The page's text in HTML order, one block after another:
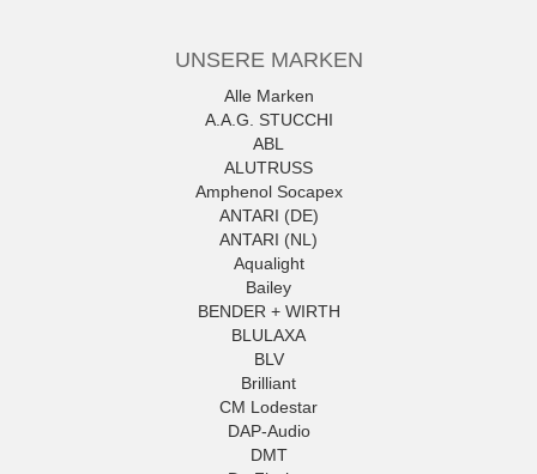
UNSERE MARKEN
Alle Marken
A.A.G. STUCCHI
ABL
ALUTRUSS
Amphenol Socapex
ANTARI (DE)
ANTARI (NL)
Aqualight
Bailey
BENDER + WIRTH
BLULAXA
BLV
Brilliant
CM Lodestar
DAP-Audio
DMT